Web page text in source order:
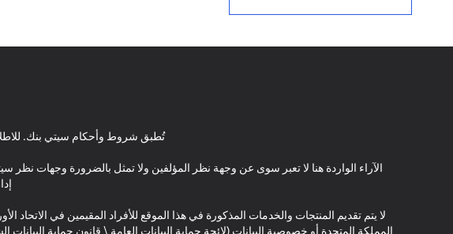
تُطبق شروط وأحكام سيتي بنك.
الآراء الواردة هنا لا تعبر سوى عن وجهة نظر المؤلفين ولا تمثل بالضرورة وجهات نظر
لا يتم تقديم المنتجات والخدمات المذكورة في هذا الموقع للأفراد المقيمين في الاتحاد
المملكة المتحدة أو خصوصية البيانات (لائحة حماية البيانات العامة \ قانون حماية